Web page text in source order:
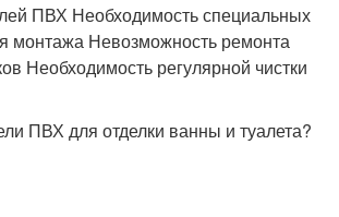
ПВХ Необходимость специальных
монтажа Невозможность ремонта
Необходимость регулярной чистки
ПВХ для отделки ванны и туалета?